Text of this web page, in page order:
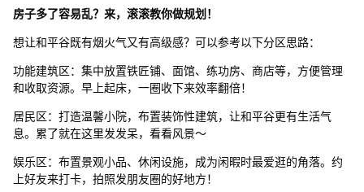
房子多了容易乱？来，滚滚教你做规划！
想让和平谷既有烟火气又有高级感？可以参考以下分区思路：
功能建筑区：集中放置铁匠铺、面馆、练功房、商店等，方便管理
和收取资源。早上起床，一圈收下来效率翻倍！
居民区：打造温馨小院，布置装饰性建筑，让和平谷更有生活气
息。累了就在这里发发呆，看看风景～
娱乐区：布置景观小品、休闲设施，成为闲暇时最爱逛的角落。约
上好友来打卡，拍照发朋友圈的好地方！